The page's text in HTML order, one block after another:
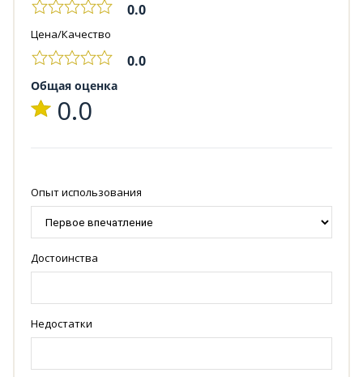
0.0
Цена/Качество
0.0
Общая оценка
0.0
Опыт использования
Достоинства
Недостатки